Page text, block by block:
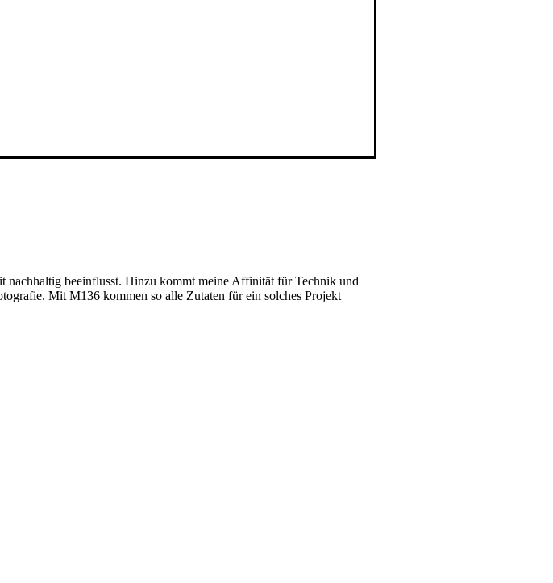
nachhaltig beeinflusst. Hinzu kommt meine Affinität für Technik und
Mit M136 kommen so alle Zutaten für ein solches Projekt